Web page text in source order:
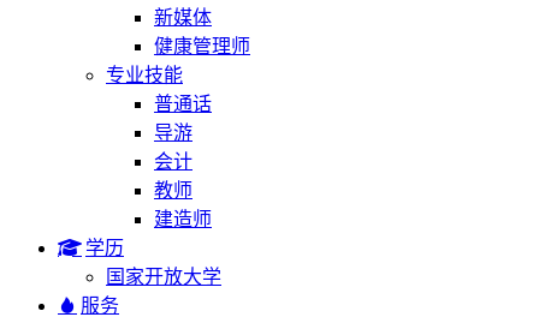
新媒体
健康管理师
专业技能
普通话
导游
会计
教师
建造师
学历
国家开放大学
服务